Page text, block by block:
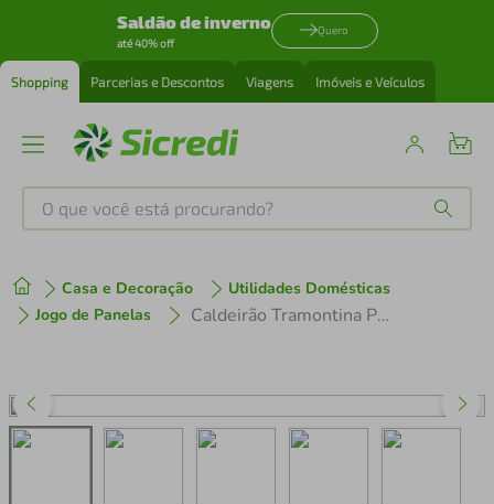
Saldão de inverno
até 40% off
Quero
Shopping Parcerias e Descontos Viagens Imóveis e Veículos
O que você está procurando?
Casa e Decoração
Utilidades Domésticas
Jogo de Panelas
Caldeirão Tramontina Professional 20cm em Aço Inox com Tampa Plana Detalhe Satinado
1º tenis
3º perfume